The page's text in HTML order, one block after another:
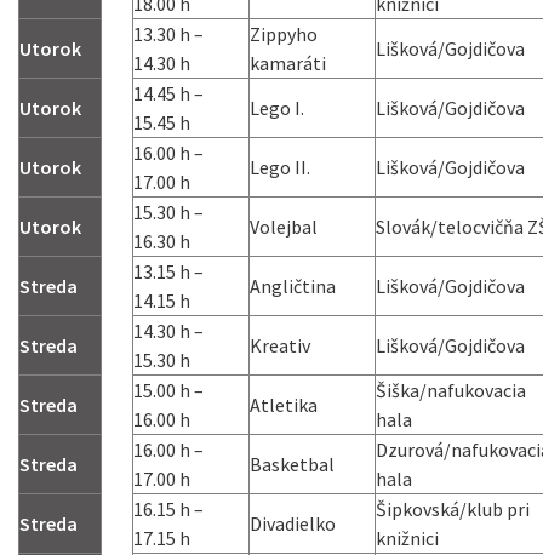
Utorok
13.30 h –
14.30 h
Zippyho
kamaráti
Lišková/Gojdičova
Utorok
14.45 h –
15.45 h
Lego I. Lišková/Gojdičova
Utorok
16.00 h –
17.00 h
Lego II. Lišková/Gojdičova
Utorok
15.30 h –
16.30 h
Volejbal Slovák/telocvičňa
Streda
13.15 h –
14.15 h
Angličtina Lišková/Gojdičova
Streda
14.30 h –
15.30 h
Kreativ Lišková/Gojdičova
Streda
15.00 h –
16.00 h
Atletika
Šiška/nafukovacia
hala
Streda
16.00 h –
17.00 h
Basketbal
Dzurová/
hala
Streda
16.15 h –
17.15 h
Divadielko
Šipkovská/klub pri
knižnici